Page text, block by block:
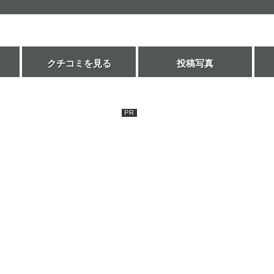
クチコミを見る 投稿写真